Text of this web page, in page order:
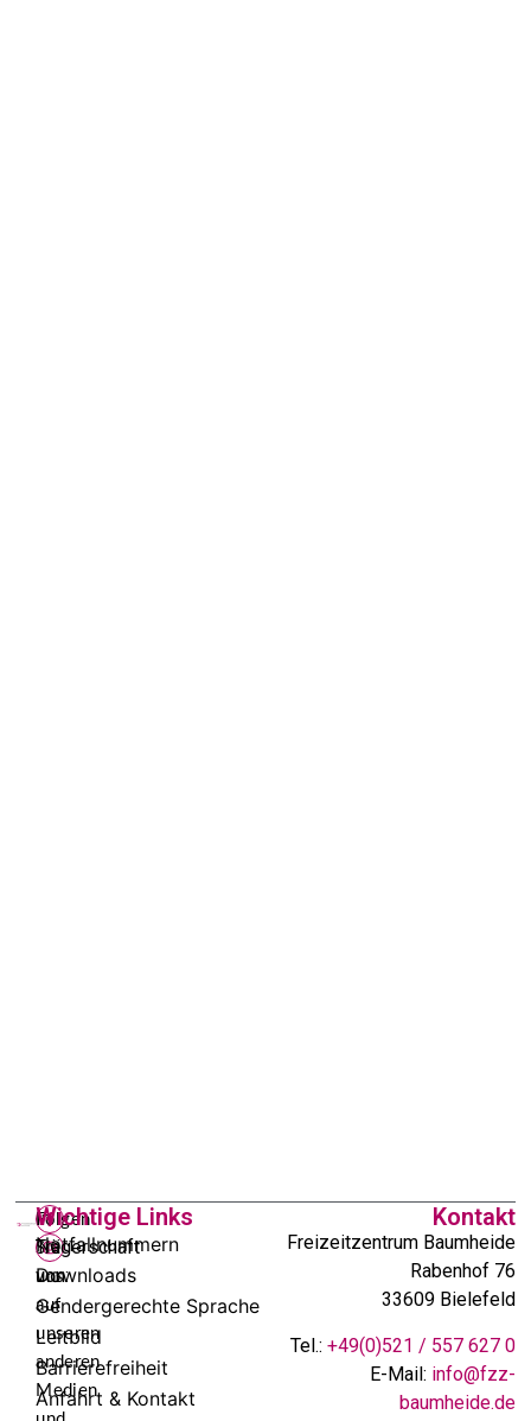
Folgen
Sie
uns
auf
unseren
anderen
Medien
In
Trägerschaft
von:
Wichtige Links
Notfallnummern
Downloads
Gendergerechte Sprache
Leitbild
Barrierefreiheit
Anfahrt & Kontakt
Kontakt
Freizeitzentrum Baumheide
Rabenhof 76
33609 Bielefeld
Tel.: +49(0)521 / 557 627 0
E-Mail: info@fzz-
baumheide.de